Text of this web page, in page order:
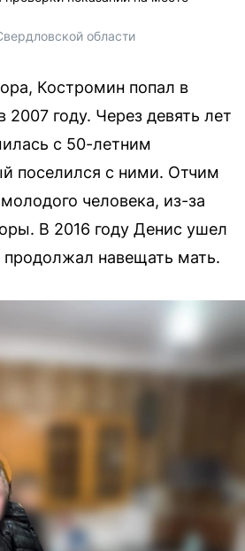
области
Костромин попал в
году. Через девять лет
с 50-летним
поселился с ними. Отчим
человека, из-за
В 2016 году Денис ушел
продолжал навещать мать.